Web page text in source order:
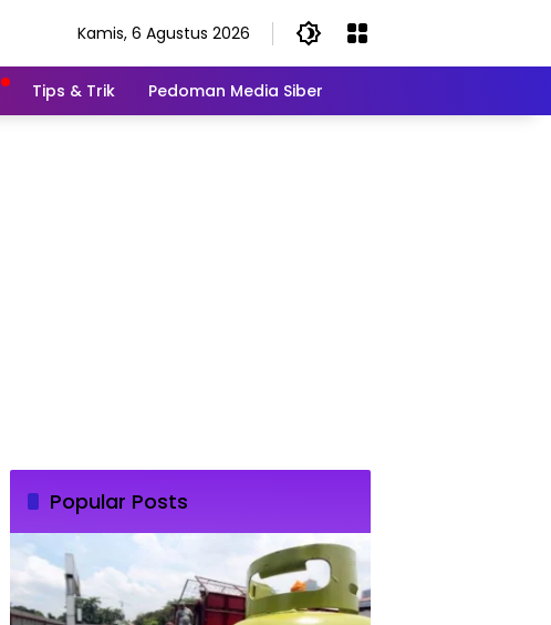
Kamis, 6 Agustus 2026
Tips & Trik Pedoman Media Siber
Popular Posts